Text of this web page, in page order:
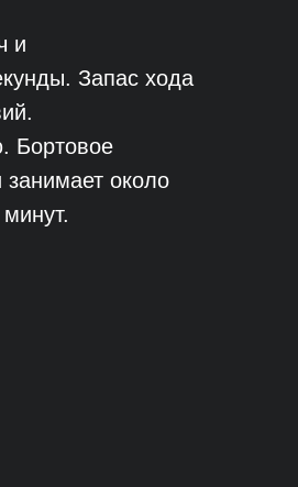
и
Запас хода
Бортовое
около